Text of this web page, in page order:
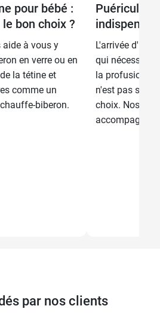
pour bébé :
bon choix ?
aide à vous y
en verre ou en
la tétine et
comme un
biberon.
L'arrivée d'un
qui nécessite
la profusion
n'est pas
choix. Nos
par nos clients